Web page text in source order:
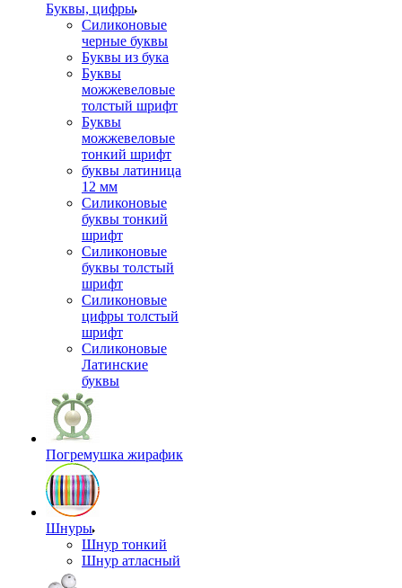
Буквы, цифры
Силиконовые
черные буквы
Буквы из бука
Буквы
можжевеловые
толстый шрифт
Буквы
можжевеловые
тонкий шрифт
буквы латиница
12 мм
Силиконовые
буквы тонкий
шрифт
Силиконовые
буквы толстый
шрифт
Силиконовые
цифры толстый
шрифт
Силиконовые
Латинские
буквы
Погремушка жирафик
Шнуры
Шнур тонкий
Шнур атласный